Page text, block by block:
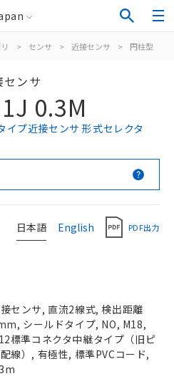
> センサ > 近接センサ > 円柱型
センサ
0.3M
イプ近接センサ 形式セレクタ
日本語 English PDF出力
センサ, 直流2線式, 検出距離
シールドタイプ, NO, M18,
標準コネクタ中継タイプ（旧ピ
線）, 有極性, 標準PVCコード,